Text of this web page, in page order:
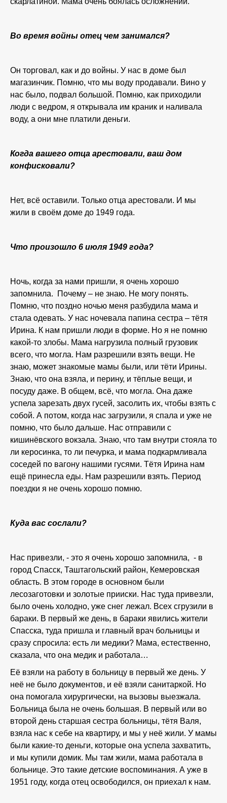
Во время войны отец чем занимался?
Он торговал, как и до войны. У нас в доме был
магазинчик. Помню, что мы воду продавали. Вино у
нас было, подвал большой. Помню, как приходили
люди с ведром, я открывала им краник и наливала
воду, а они мне платили деньги.
Когда вашего отца арестовали, ваш дом
конфисковали?
Нет, всё оставили. Только отца арестовали. И мы
жили в своём доме до 1949 года.
Что произошло 6 июля 1949 года?
Ночь, когда за нами пришли, я очень хорошо
запомнила. Почему – не знаю. Не могу понять.
Помню, что поздно ночью меня разбудила мама и
стала одевать. У нас ночевала папина сестра – тётя
Ирина. К нам пришли люди в форме. Но я не помню
какой-то злобы. Мама нагрузила полный грузовик
всего, что могла. Нам разрешили взять вещи. Не
знаю, может знакомые мамы были, или тёти Ирины.
Знаю, что она взяла, и перину, и тёплые вещи, и
посуду даже. В общем, всё, что могла. Она даже
успела зарезать двух гусей, засолить их, чтобы взять с
собой. А потом, когда нас загрузили, я спала и уже не
помню, что было дальше. Нас отправили с
кишинёвского вокзала. Знаю, что там внутри стояла то
ли керосинка, то ли печурка, и мама подкармливала
соседей по вагону нашими гусями. Тётя Ирина нам
ещё принесла еды. Нам разрешили взять. Период
поездки я не очень хорошо помню.
Куда вас сослали?
Нас привезли, - это я очень хорошо запомнила, - в
город Спасск, Таштагольский район, Кемеровская
область. В этом городе в основном были
лесозаготовки и золотые прииски. Нас туда привезли,
было очень холодно, уже снег лежал. Всех сгрузили в
бараки. В первый же день, в бараки явились жители
Спасска, туда пришла и главный врач больницы и
сразу спросила: есть ли медики? Мама, естественно,
сказала, что она медик и работала…
Её взяли на работу в больницу в первый же день. У
неё не было документов, и её взяли санитаркой. Но
она помогала хирургически, на вызовы выезжала.
Больница была не очень большая. В первый или во
второй день старшая сестра больницы, тётя Валя,
взяла нас к себе на квартиру, и мы у неё жили. У мамы
были какие-то деньги, которые она успела захватить,
и мы купили домик. Мы там жили, мама работала в
больнице. Это такие детские воспоминания. А уже в
1951 году, когда отец освободился, он приехал к нам.